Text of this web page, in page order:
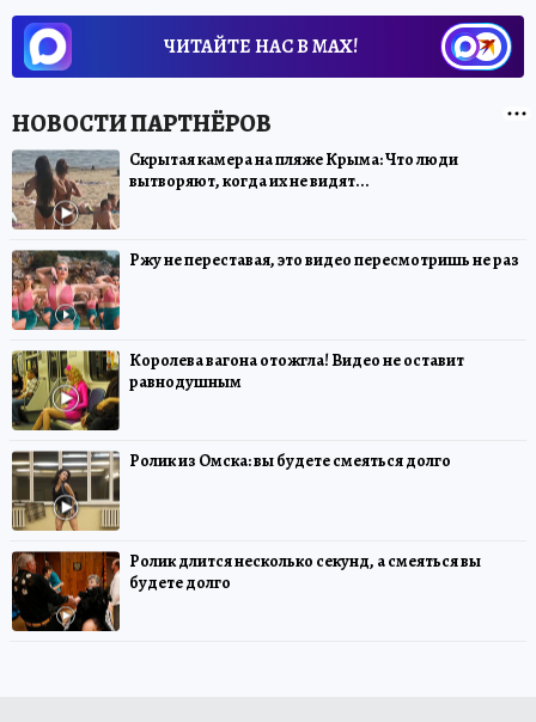
ЧИТАЙТЕ НАС В МАХ!
Скрытая камера на пляже Крыма: Что люди
вытворяют, когда их не видят...
Ржу не переставая, это видео пересмотришь не раз
Королева вагона отожгла! Видео не оставит
равнодушным
Ролик из Омска: вы будете смеяться долго
Ролик длится несколько секунд, а смеяться вы
будете долго